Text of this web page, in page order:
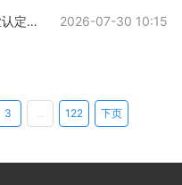
关于延长广东省2026年高新技术企业认定申报时间的通知 2026-07-30 10:15
3 122 下页